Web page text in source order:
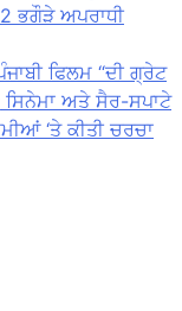
ਭਗੌੜੇ ਅਪਰਾਧੀ
ਫਿਲਮ “ਦੀ ਗ੍ਰੇਟ
ਸਿਨੇਮਾ ਅਤੇ ਸੈਰ-ਸਪਾਟੇ
‘ਤੇ ਕੀਤੀ ਚਰਚਾ